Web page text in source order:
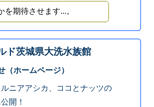
を期待させます...。
ド茨城県大洗水族館
（ホームページ）
ニアアシカ、ココとナッツの
開！